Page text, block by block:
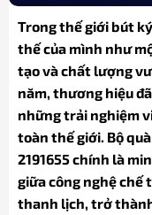
Trong thế giới bút
thế của mình như
tạo và chất lượng
năm, thương hiệu
những trải nghiệm
toàn thế giới. Bộ quà
2191655 chính là
giữa công nghệ chế
thanh lịch, trở